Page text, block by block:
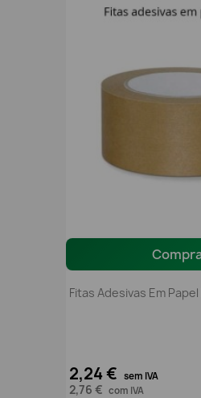
Fitas Adesivas Em
2,24 € sem IVA
2,76 € com IVA